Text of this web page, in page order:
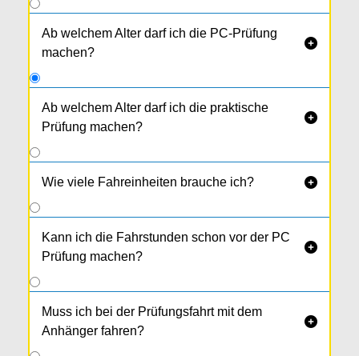
Ab welchem Alter darf ich die PC-Prüfung
machen?

Ab welchem Alter darf ich die praktische
Prüfung machen?

Frühestens ab dem 16. Geburtstag.
Wie viele Fahreinheiten brauche ich?

Kann ich die Fahrstunden schon vor der PC
Prüfung machen?

Muss ich bei der Prüfungsfahrt mit dem
Anhänger fahren?
